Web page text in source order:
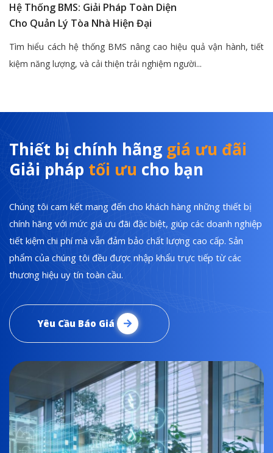
Hệ Thống BMS: Giải Pháp Toàn Diện
Cho Quản Lý Tòa Nhà Hiện Đại
Tìm hiểu cách hệ thống BMS nâng cao hiệu quả vận hành, tiết
kiệm năng lượng, và cải thiện trải nghiệm người...
Thiết bị chính hãng giá ưu đãi
Giải pháp tối ưu cho bạn
Chúng tôi cam kết mang đến cho khách hàng những thiết bị
chính hãng với mức giá ưu đãi đặc biệt, giúp các doanh nghiệp
tiết kiệm chi phí mà vẫn đảm bảo chất lượng cao cấp. Sản
phẩm của chúng tôi đều được nhập khẩu trực tiếp từ các
thương hiệu uy tín toàn cầu.
Yêu Cầu Báo Giá